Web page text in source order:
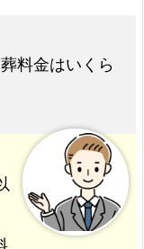
料金はいくら